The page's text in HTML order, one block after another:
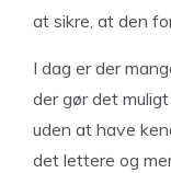
at sikre, at den
I dag er der
der gør det
uden at have
det lettere og